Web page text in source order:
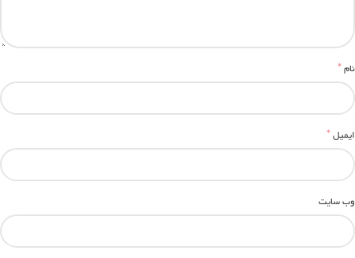
نام*
ایمیل*
وب‌ سایت